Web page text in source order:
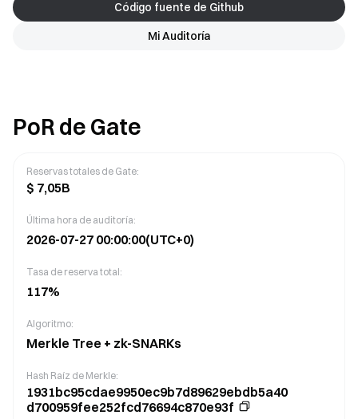
Código fuente de Github
Mi Auditoría
PoR de Gate
Reservas totales de Gate:
$ 7,05B
Última hora de auditoría:
2026-07-27 00:00:00(UTC+0)
Tasa de reserva total:
117%
Algoritmo:
Merkle Tree + zk-SNARKs
Hash Raíz de Merkle:
1931bc95cdae9950ec9b7d89629ebdb5a40
d700959fee252fcd76694c870e93f